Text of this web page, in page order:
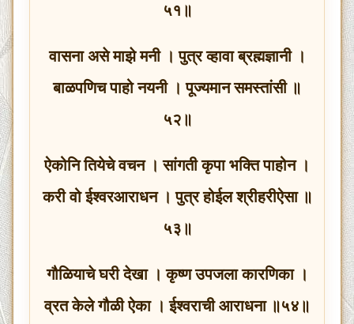
५१॥
वासना असे माझे मनी । पुत्र व्हावा ब्रह्मज्ञानी ।
बाळपणिच पाहो नयनी । पूज्यमान समस्तांसी ॥
५२॥
ऐकोनि तियेचे वचन । सांगती कृपा भक्ति पाहोन ।
करी वो ईश्वरआराधन । पुत्र होईल श्रीहरीऐसा ॥
५३॥
गौळियाचे घरी देखा । कृष्ण उपजला कारणिका ।
व्रत केले गौळी ऐका । ईश्वराची आराधना ॥५४॥